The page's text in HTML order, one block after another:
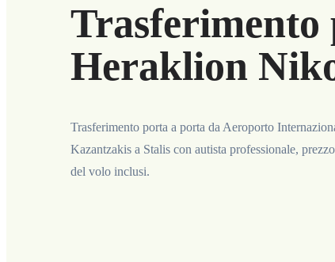
Heraklion
Trasferimento porta a porta da Aeroporto
Kazantzakis a Stalis con autista professionale,
del volo inclusi.